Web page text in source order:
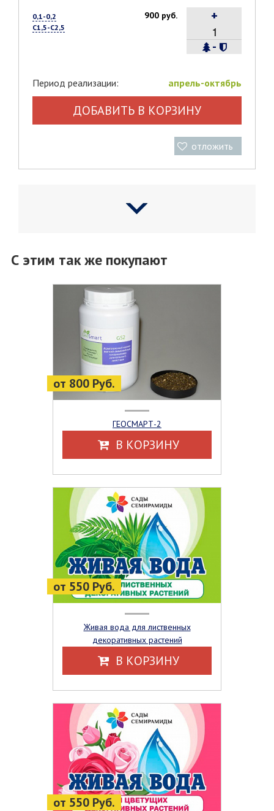
0,1-0,2
С1,5-С2,5
900 руб.
-
+
Период реализации: апрель-октябрь
ДОБАВИТЬ В КОРЗИНУ
отложить
С этим так же покупают
от 800 Руб.
ГЕОСМАРТ-2
В КОРЗИНУ
от 550 Руб.
Живая вода для лиственных
декоративных растений
В КОРЗИНУ
от 550 Руб.